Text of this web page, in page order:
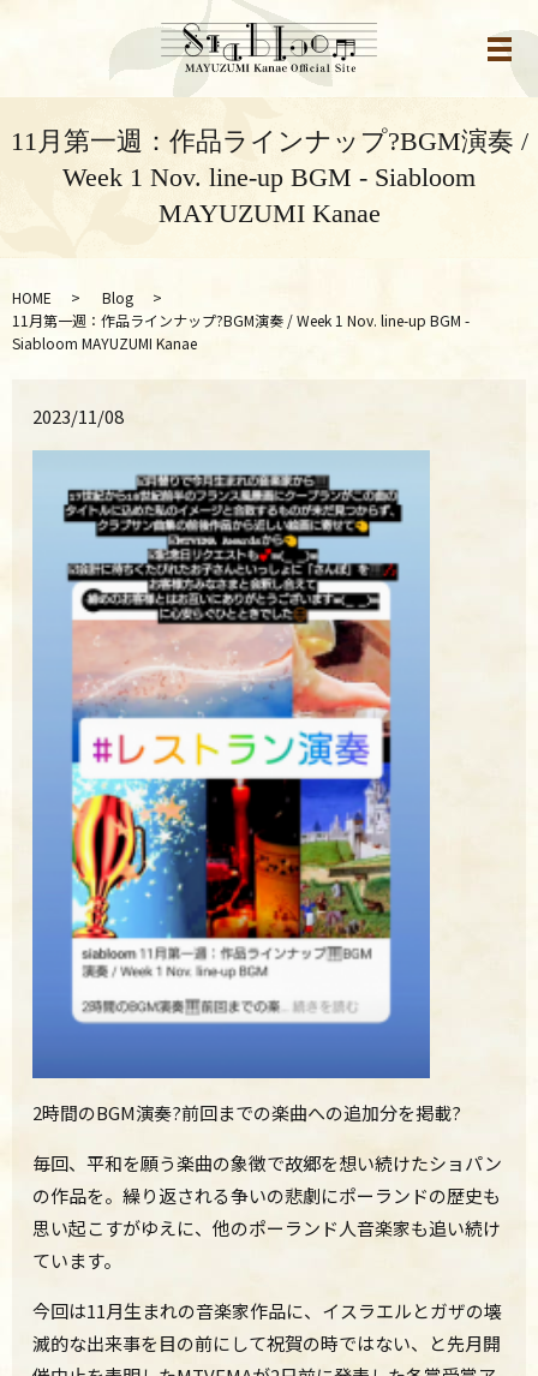
メ
11月第一週：作品ラインナップ?BGM演奏 /
Week 1 Nov. line-up BGM - Siabloom
MAYUZUMI Kanae
HOME
Blog
11月第一週：作品ラインナップ?BGM演奏 / Week 1 Nov. line-up BGM -
Siabloom MAYUZUMI Kanae
2023/11/08
2時間のBGM演奏?前回までの楽曲への追加分を掲載?
毎回、平和を願う楽曲の象徴で故郷を想い続けたショパン
の作品を。繰り返される争いの悲劇にポーランドの歴史も
思い起こすがゆえに、他のポーランド人音楽家も追い続け
ています。
今回は11月生まれの音楽家作品に、イスラエルとガザの壊
滅的な出来事を目の前にして祝賀の時ではない、と先月開